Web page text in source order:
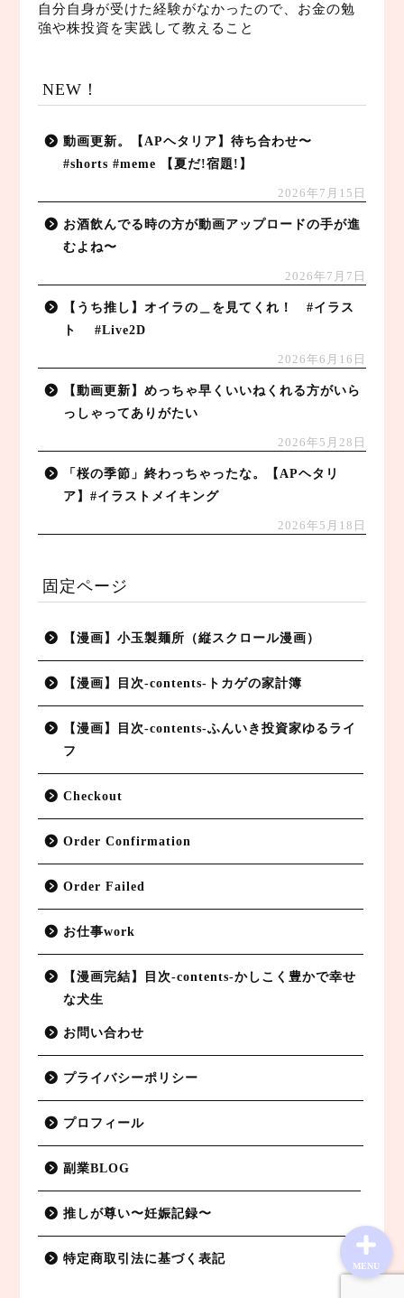
自分自身が受けた経験がなかったので、お金の勉
強や株投資を実践して教えること
NEW！
動画更新。【APヘタリア】待ち合わせ〜
#shorts #meme 【夏だ!宿題!】
2026年7月15日
お酒飲んでる時の方が動画アップロードの手が進
むよね〜
2026年7月7日
【うち推し】オイラの＿を見てくれ！ #イラス
ト #Live2D
2026年6月16日
【動画更新】めっちゃ早くいいねくれる方がいら
っしゃってありがたい
2026年5月28日
「桜の季節」終わっちゃったな。【APヘタリ
ア】#イラストメイキング
2026年5月18日
固定ページ
【漫画】小玉製麺所（縦スクロール漫画）
【漫画】目次-contents-トカゲの家計簿
【漫画】目次-contents-ふんいき投資家ゆるライ
フ
Checkout
Order Confirmation
Order Failed
お仕事work
【漫画完結】目次-contents-かしこく豊かで幸せ
な犬生
お問い合わせ
プライバシーポリシー
プロフィール
副業BLOG
推しが尊い〜妊娠記録〜
特定商取引法に基づく表記
MENU
特定商取引法に基づく表記